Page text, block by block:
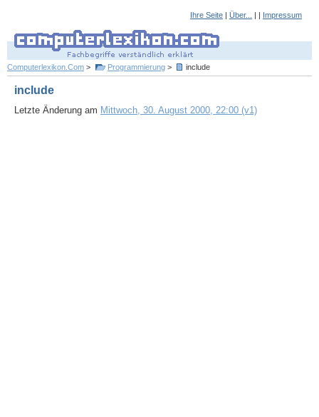
Ihre Seite | Über... | | Impressum
Computerlexikon.Com > Programmierung > include
include
Letzte Änderung am Mittwoch, 30. August 2000, 22:00 (v1)